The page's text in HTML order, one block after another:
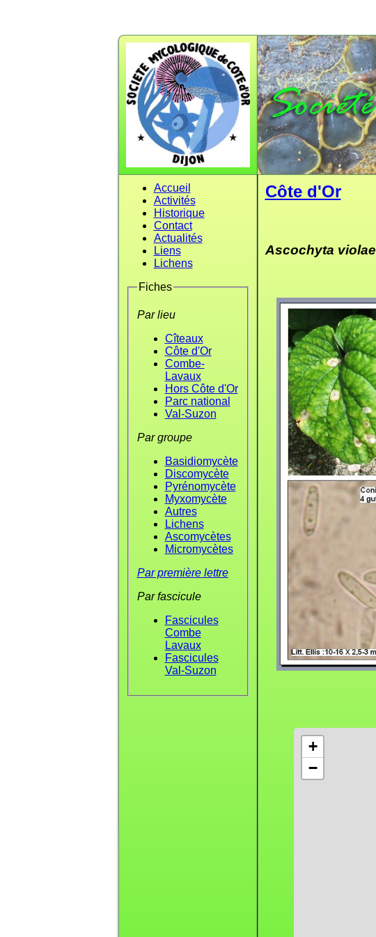
Accueil
Activités
Historique
Contact
Actualités
Liens
Lichens
Fiches
Par lieu
Cîteaux
Côte d'Or
Combe-
Lavaux
Hors Côte d'Or
Parc national
Val-Suzon
Par groupe
Basidiomycète
Discomycète
Pyrénomycète
Myxomycète
Autres
Lichens
Ascomycètes
Micromycètes
Par première lettre
Par fascicule
Fascicules
Combe
Lavaux
Fascicules
Val-Suzon
Côte d'Or
Ascochyta violae
+
−